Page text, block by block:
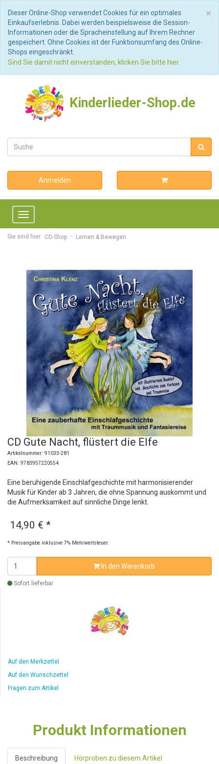
×
Dieser Online-Shop verwendet Cookies für ein optimales
Einkaufserlebnis. Dabei werden beispielsweise die Session-
Informationen oder die Spracheinstellung auf Ihrem Rechner
gespeichert. Ohne Cookies ist der Funktionsumfang des Online-
Shops eingeschränkt.
Sind Sie damit nicht einverstanden, klicken Sie bitte hier.
Kinderlieder-Shop.de
Anmelden
Toggle
navigation
Sie sind hier: CD-Shop Lernen & Bewegen
CD Gute Nacht, flüstert die Elfe
Artikelnummer: 91033-281
EAN: 9783957220554
Eine beruhigende Einschlafgeschichte mit harmonisierender
Musik für Kinder ab 3 Jahren, die ohne Spannung auskommt und
die Aufmerksamkeit auf sinnliche Dinge lenkt.
14,90 € *
* Preisangabe inklusive 7% Mehrwertsteuer.
In den Warenkorb
Sofort lieferbar
Auf den Merkzettel
Auf den Wunschzettel
Fragen zum Artikel
Produkt Informationen
Beschreibung Hörproben zu diesem Artikel